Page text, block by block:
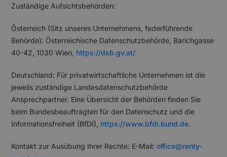
Zuständige Aufsichtsbehörden:
Österreich (Sitz unseres Unternehmens, federführende
Behörde): Österreichische Datenschutzbehörde, Barichgasse
40-42, 1030 Wien, https://dsb.gv.at/
Deutschland: Für privatwirtschaftliche Unternehmen ist die
jeweils zuständige Landesdatenschutzbehörde
Ansprechpartner. Eine Übersicht der Behörden finden Sie
beim Bundesbeauftragten für den Datenschutz und die
Informationsfreiheit (BfDI), https://www.bfdi.bund.de.
Kontakt zur Ausübung Ihrer Rechte: E-Mail:office@renty-